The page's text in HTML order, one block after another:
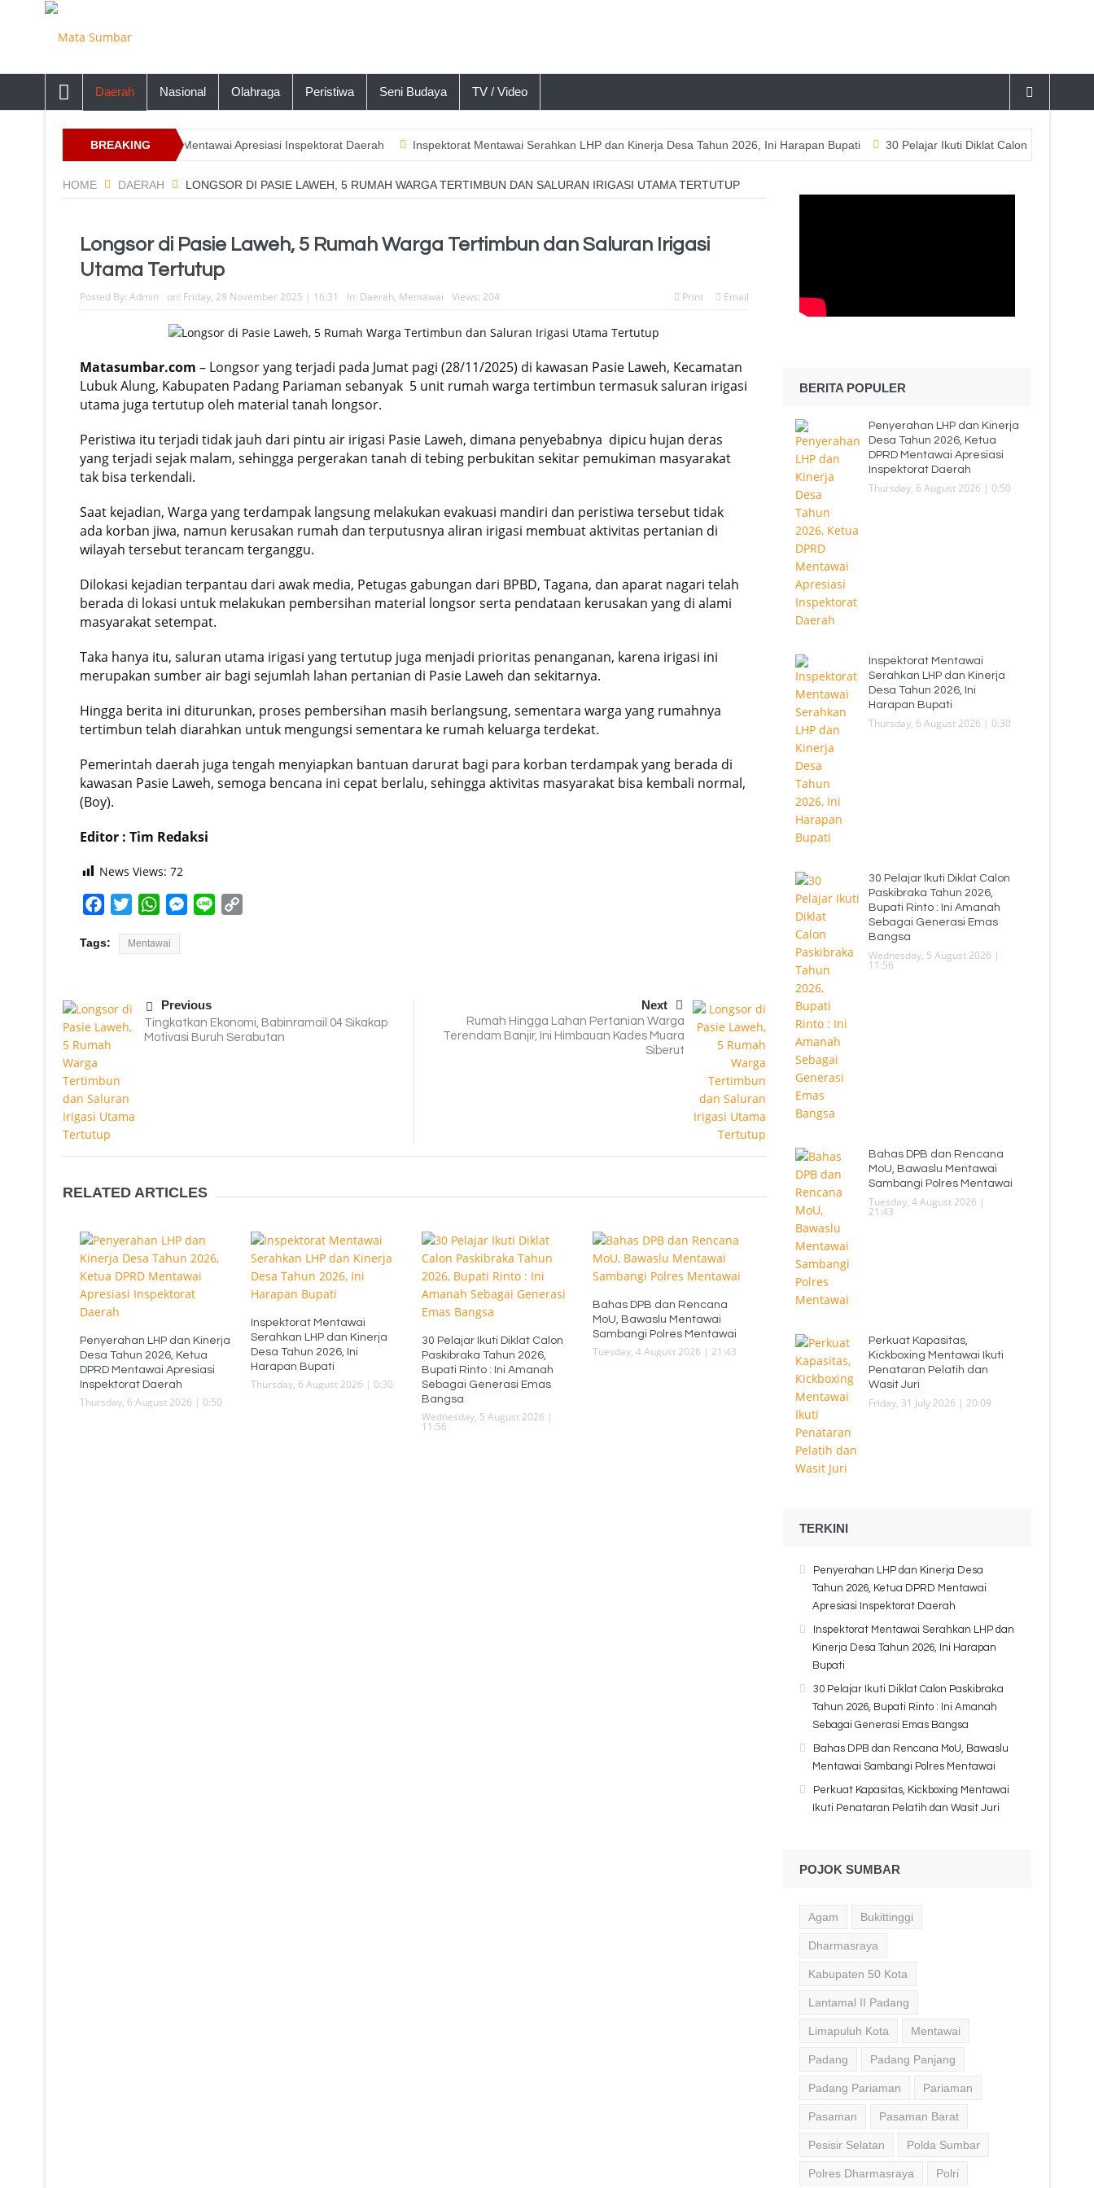
Daerah Nasional Olahraga Peristiwa Seni Budaya TV / Video
BREAKING
NEWS
Tahun 2026, Ketua DPRD Mentawai Apresiasi Inspektorat Daerah Inspektorat Mentawai Serahkan LHP dan Kinerja Desa Tahun 2026, Ini Harapan Bupati 30 Pelajar Ikuti Diklat Calon Paskibraka
HOME DAERAH LONGSOR DI PASIE LAWEH, 5 RUMAH WARGA TERTIMBUN DAN SALURAN IRIGASI UTAMA TERTUTUP
Longsor di Pasie Laweh, 5 Rumah Warga Tertimbun dan Saluran Irigasi
Utama Tertutup
Posted By: Admin on: Friday, 28 November 2025 | 16:31 In: Daerah, Mentawai Views: 204 Print Email
Matasumbar.com – Longsor yang terjadi pada Jumat pagi (28/11/2025) di kawasan Pasie Laweh, Kecamatan
Lubuk Alung, Kabupaten Padang Pariaman sebanyak 5 unit rumah warga tertimbun termasuk saluran irigasi
utama juga tertutup oleh material tanah longsor.
Peristiwa itu terjadi tidak jauh dari pintu air irigasi Pasie Laweh, dimana penyebabnya dipicu hujan deras
yang terjadi sejak malam, sehingga pergerakan tanah di tebing perbukitan sekitar pemukiman masyarakat
tak bisa terkendali.
Saat kejadian, Warga yang terdampak langsung melakukan evakuasi mandiri dan peristiwa tersebut tidak
ada korban jiwa, namun kerusakan rumah dan terputusnya aliran irigasi membuat aktivitas pertanian di
wilayah tersebut terancam terganggu.
Dilokasi kejadian terpantau dari awak media, Petugas gabungan dari BPBD, Tagana, dan aparat nagari telah
berada di lokasi untuk melakukan pembersihan material longsor serta pendataan kerusakan yang di alami
masyarakat setempat.
Taka hanya itu, saluran utama irigasi yang tertutup juga menjadi prioritas penanganan, karena irigasi ini
merupakan sumber air bagi sejumlah lahan pertanian di Pasie Laweh dan sekitarnya.
Hingga berita ini diturunkan, proses pembersihan masih berlangsung, sementara warga yang rumahnya
tertimbun telah diarahkan untuk mengungsi sementara ke rumah keluarga terdekat.
Pemerintah daerah juga tengah menyiapkan bantuan darurat bagi para korban terdampak yang berada di
kawasan Pasie Laweh, semoga bencana ini cepat berlalu, sehingga aktivitas masyarakat bisa kembali normal,
(Boy).
Editor : Tim Redaksi
News Views: 72
FacebookTwitterWhatsAppMessenger
Line
Tags: Mentawai
Previous
Tingkatkan Ekonomi, Babinramail 04 Sikakap
Motivasi Buruh Serabutan
Next
Rumah Hingga Lahan Pertanian Warga
Terendam Banjir, Ini Himbauan Kades Muara
Siberut
RELATED ARTICLES
Penyerahan LHP dan Kinerja
Desa Tahun 2026, Ketua
DPRD Mentawai Apresiasi
Inspektorat Daerah
Thursday, 6 August 2026 | 0:50
Inspektorat Mentawai
Serahkan LHP dan Kinerja
Desa Tahun 2026, Ini
Harapan Bupati
Thursday, 6 August 2026 | 0:30
30 Pelajar Ikuti Diklat Calon
Paskibraka Tahun 2026,
Bupati Rinto : Ini Amanah
Sebagai Generasi Emas
Bangsa
Wednesday, 5 August 2026 |
11:56
Bahas DPB dan Rencana
MoU, Bawaslu Mentawai
Sambangi Polres Mentawai
Tuesday, 4 August 2026 | 21:43
BERITA POPULER
Penyerahan LHP dan Kinerja
Desa Tahun 2026, Ketua
DPRD Mentawai Apresiasi
Inspektorat Daerah
Thursday, 6 August 2026 | 0:50
Inspektorat Mentawai
Serahkan LHP dan Kinerja
Desa Tahun 2026, Ini
Harapan Bupati
Thursday, 6 August 2026 | 0:30
30 Pelajar Ikuti Diklat Calon
Paskibraka Tahun 2026,
Bupati Rinto : Ini Amanah
Sebagai Generasi Emas
Bangsa
Wednesday, 5 August 2026 |
11:56
Bahas DPB dan Rencana
MoU, Bawaslu Mentawai
Sambangi Polres Mentawai
Tuesday, 4 August 2026 |
21:43
Perkuat Kapasitas,
Kickboxing Mentawai Ikuti
Penataran Pelatih dan
Wasit Juri
Friday, 31 July 2026 | 20:09
TERKINI
Penyerahan LHP dan Kinerja Desa
Tahun 2026, Ketua DPRD Mentawai
Apresiasi Inspektorat Daerah
Inspektorat Mentawai Serahkan LHP dan
Kinerja Desa Tahun 2026, Ini Harapan
Bupati
30 Pelajar Ikuti Diklat Calon Paskibraka
Tahun 2026, Bupati Rinto : Ini Amanah
Sebagai Generasi Emas Bangsa
Bahas DPB dan Rencana MoU, Bawaslu
Mentawai Sambangi Polres Mentawai
Perkuat Kapasitas, Kickboxing Mentawai
Ikuti Penataran Pelatih dan Wasit Juri
POJOK SUMBAR
Agam Bukittinggi
Dharmasraya
Kabupaten 50 Kota
Lantamal II Padang
Limapuluh Kota Mentawai
Padang Padang Panjang
Padang Pariaman Pariaman
Pasaman Pasaman Barat
Pesisir Selatan Polda Sumbar
Polres Dharmasraya Polri